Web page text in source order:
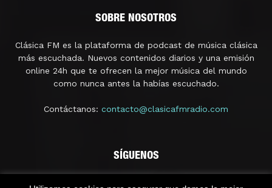
SOBRE NOSOTROS
Clásica FM es la plataforma de podcast de música clásica
más escuchada. Nuevos contenidos diarios y una emisión
online 24h que te ofrecen la mejor música del mundo
como nunca antes la habías escuchado.
Contáctanos: contacto@clasicafmradio.com
SÍGUENOS